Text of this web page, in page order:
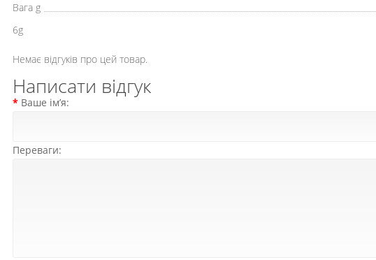
Вага g
6g
Немає відгуків про цей товар.
Написати відгук
Ваше ім’я:
Переваги: